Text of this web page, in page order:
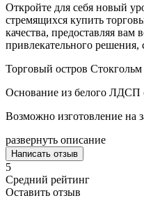
Откройте для себя новый
стремящихся купить
качества, предоставляя
привлекательного решения,
Торговый остров
Основание из белого ЛДСП
Возможно изготовление на
развернуть описание
Написать отзыв
5
Средний рейтинг
Оставить отзыв